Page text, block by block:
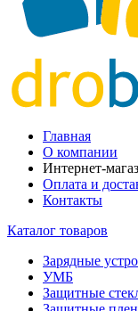
Главная
О компании
Интернет-
Оплата и
Контакты
Каталог товаров
Зарядные
УМБ
Защитные